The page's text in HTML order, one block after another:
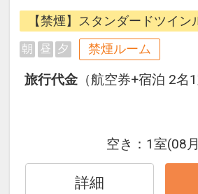
できるダイナミックパ
ら、一都市滞在はもち
にも最適！
旅行期間中の1泊だけ
泊・飛び泊なども自
JALマイレージ会員
トマイルが50%貯ま
■宿泊者特典
ミネラルウォーター
【禁煙】スタンダードツイン
朝 昼 夕 禁煙ルーム
旅行代金 （航空券+宿泊 2名
空き： 1室(08
詳細